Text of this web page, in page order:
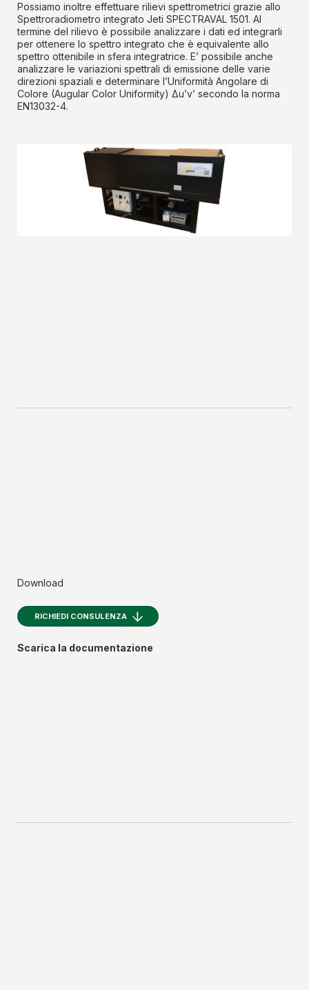
Possiamo inoltre effettuare rilievi spettrometrici grazie allo
Spettroradiometro integrato Jeti SPECTRAVAL 1501. Al
termine del rilievo è possibile analizzare i dati ed integrarli
per ottenere lo spettro integrato che è equivalente allo
spettro ottenibile in sfera integratrice. E’ possibile anche
analizzare le variazioni spettrali di emissione delle varie
direzioni spaziali e determinare l’Uniformità Angolare di
Colore (Augular Color Uniformity) Δu’v’ secondo la norma
EN13032-4.
Download
RICHIEDI CONSULENZA
Scarica la documentazione